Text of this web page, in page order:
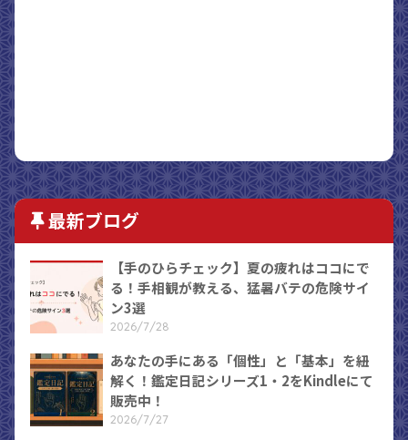
最新ブログ
【手のひらチェック】夏の疲れはココにで
る！手相観が教える、猛暑バテの危険サイ
ン3選
2026/7/28
あなたの手にある「個性」と「基本」を紐
解く！鑑定日記シリーズ1・2をKindleにて
販売中！
2026/7/27